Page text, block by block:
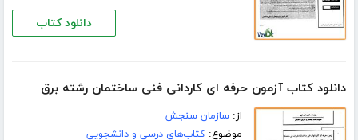
دانلود کتاب
دانلود کتاب آزمون حرفه ای کاردانی فنی ساختمان رشته برق
از:سازمان سنجش
موضوع:کتاب‌های درسی و دانشجویی